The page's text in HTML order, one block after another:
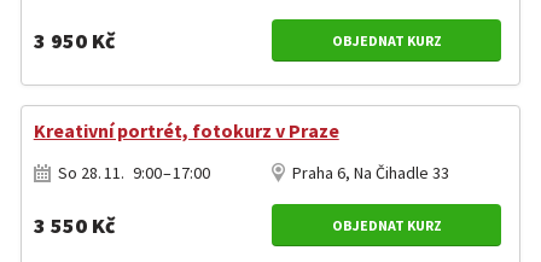
3 950 Kč OBJEDNAT KURZ
Kreativní portrét, fotokurz v Praze
So 28. 11. 9:00 – 17:00 Praha 6, Na Čihadle 33
3 550 Kč OBJEDNAT KURZ